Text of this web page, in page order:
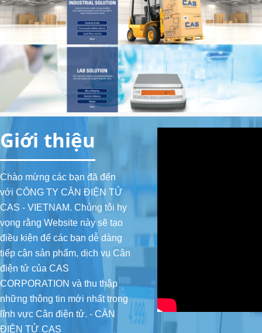
1.3. Cân bồn các loại
2. CÂN CÔNG NGHIỆP (Industrial Scale)
2.1. Cân cơ bản
2.2. Cân tiểu ly, Cân phân tích
2.3. Cân đếm
2.4. Cân bàn
3. CÂN THƯƠNG MẠI (Commercial Scale)
4. ĐẦU CÂN (Indicator)
4.1. Đầu cân cơ bản
4.2. Đầu cân có Relay In/Out, Analog Out
4.3. Đầu cân chống cháy nổ
4.4. Đầu cân chống nước
5. CẢM BIẾN TẢI (Load cell)
Giới thiệu
Chào mừng các bạn đã đến
với CÔNG TY CÂN ĐIỆN TỬ
CAS - VIETNAM. Chúng tôi hy
vọng rằng Website này sẽ tạo
điều kiện để các bạn dễ dàng
tiếp cận sản phẩm, dịch vụ Cân
điện tử của CAS
CORPORATION và thu thập
những thông tin mới nhất trong
lĩnh vực Cân điện tử. - CÂN
ĐIỆN TỬ CAS